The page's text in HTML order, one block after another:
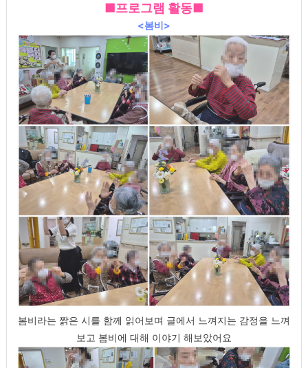
■프로그램 활동■
<봄비>
봄비라는 짥은 시를 함께 읽어보며 글에서 느껴지는 감정을 느껴
보고 봄비에 대해 이야기 해보았어요